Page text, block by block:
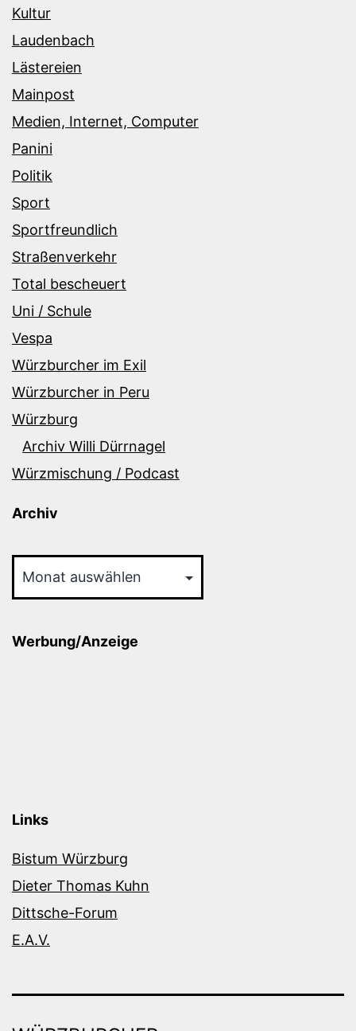
Kultur
Laudenbach
Lästereien
Mainpost
Medien, Internet, Computer
Panini
Politik
Sport
Sportfreundlich
Straßenverkehr
Total bescheuert
Uni / Schule
Vespa
Würzburcher im Exil
Würzburcher in Peru
Würzburg
Archiv Willi Dürrnagel
Würzmischung / Podcast
Archiv
Werbung/Anzeige
Links
Bistum Würzburg
Dieter Thomas Kuhn
Dittsche-Forum
E.A.V.